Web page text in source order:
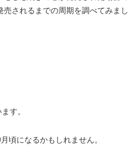
されるまでの周期を調べてみまし
す。
頃になるかもしれません。